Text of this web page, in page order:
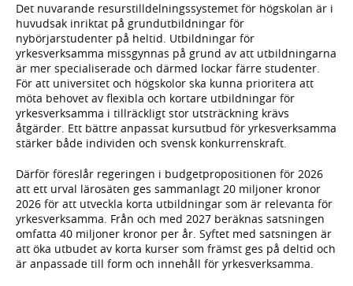
Det nuvarande resurstilldelningssystemet för högskolan är i
huvudsak inriktat på grundutbildningar för
nybörjarstudenter på heltid. Utbildningar för
yrkesverksamma missgynnas på grund av att utbildningarna
är mer specialiserade och därmed lockar färre studenter.
För att universitet och högskolor ska kunna prioritera att
möta behovet av flexibla och kortare utbildningar för
yrkesverksamma i tillräckligt stor utsträckning krävs
åtgärder. Ett bättre anpassat kursutbud för yrkesverksamma
stärker både individen och svensk konkurrenskraft.
Därför föreslår regeringen i budgetpropositionen för 2026
att ett urval lärosäten ges sammanlagt 20 miljoner kronor
2026 för att utveckla korta utbildningar som är relevanta för
yrkesverksamma. Från och med 2027 beräknas satsningen
omfatta 40 miljoner kronor per år. Syftet med satsningen är
att öka utbudet av korta kurser som främst ges på deltid och
är anpassade till form och innehåll för yrkesverksamma.